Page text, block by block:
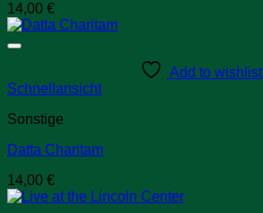
14,00 €
Add to wishlist
Schnellansicht
Sonstige
Datta Charitam
14,00 €